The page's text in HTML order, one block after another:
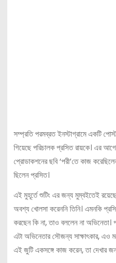
সম্প্রতি পরমব্রত ইনস্টাগ্রামে একটি
গিয়েছে পরিচালক প্রসিত রায়কে। এর আগে
প্রোডাকশনের ছবি ‘পরী’তে কাজ
ছিলেন প্রসিত।
এই মুহূর্তে শুটিং এর জন্য মুম্বইতেই
অবশ্য খোলসা করেননি তিনি। এমনকি
করছেন কি না, তাও বললেন না অভিনেতা।
এটা অভিনেতার সৌজন্য সাক্ষাৎকার, এও
এই জুটি একসঙ্গে কাজ করেন, তা দেখার